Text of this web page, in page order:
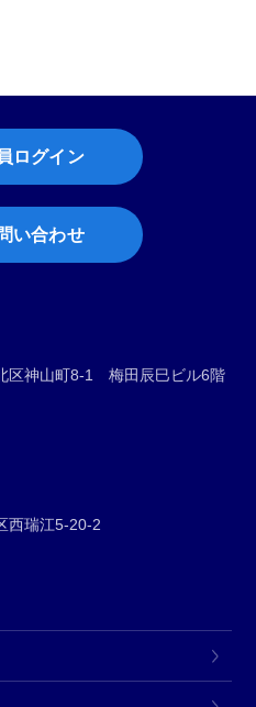
ログイン
い合わせ
区神山町8-1 梅田辰巳ビル6階
西瑞江5-20-2